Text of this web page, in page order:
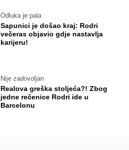
Odluka je pala
Sapunici je došao kraj: Rodri
večeras objavio gdje nastavlja
karijeru!
Nije zadovoljan
Realova greška stoljeća?! Zbog
jedne rečenice Rodri ide u
Barcelonu